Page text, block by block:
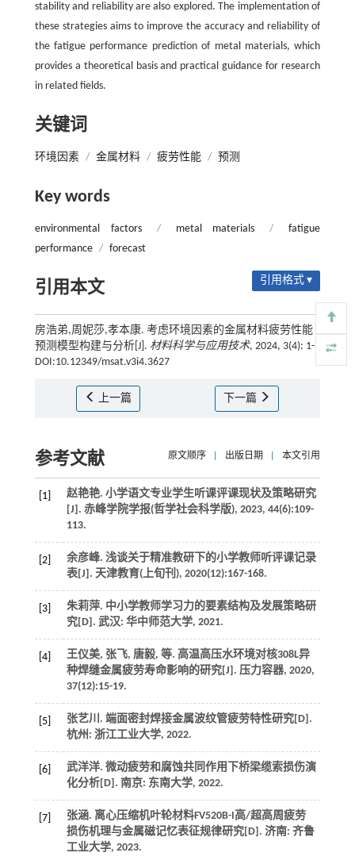
stability and reliability are also explored. The implementation of
these strategies aims to improve the accuracy and reliability of
the fatigue performance prediction of metal materials, which
provides a theoretical basis and practical guidance for research
in related fields.
关键词
环境因素 / 金属材料 / 疲劳性能 / 预测
Key words
environmental factors / metal materials /
fatigue
performance / forecast
引用本文 引用格式 ▾
房浩弟,周妮莎,孝本康. 考虑环境因素的金属材料疲劳性能
预测模型构建与分析[J]. 材料科学与应用技术, 2024, 3(4): 1-3
DOI:10.12349/msat.v3i4.3627
上一篇 下一篇
参考文献 原文顺序 出版日期 本文引用
[1]
赵艳艳. 小学语文专业学生听课评课现状及策略研究
[J]. 赤峰学院学报(哲学社会科学版), 2023, 44(6):109-
113.
[2]
余彦峰. 浅谈关于精准教研下的小学教师听评课记录
表[J]. 天津教育(上旬刊), 2020(12):167-168.
[3] 朱莉萍. 中小学教师学习力的要素结构及发展策略研
究[D]. 武汉: 华中师范大学, 2021.
[4] 王仪美, 张飞, 唐毅, 等. 高温高压水环境对核308L异
种焊缝金属疲劳寿命影响的研究[J]. 压力容器, 2020,
37(12):15-19.
[5] 张艺川. 端面密封焊接金属波纹管疲劳特性研究[D].
杭州: 浙江工业大学, 2022.
[6] 武洋洋. 微动疲劳和腐蚀共同作用下桥梁缆索损伤演
化分析[D]. 南京: 东南大学, 2022.
[7] 张涵. 离心压缩机叶轮材料FV520B-I高/超高周疲劳
损伤机理与金属磁记忆表征规律研究[D]. 济南: 齐鲁
工业大学, 2023.